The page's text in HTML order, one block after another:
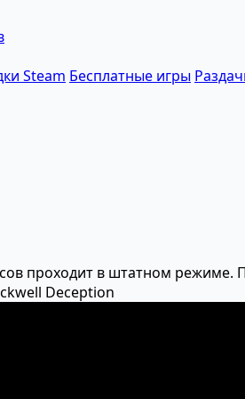
Steam Бесплатные игры
проходит в штатном режиме.
Deception